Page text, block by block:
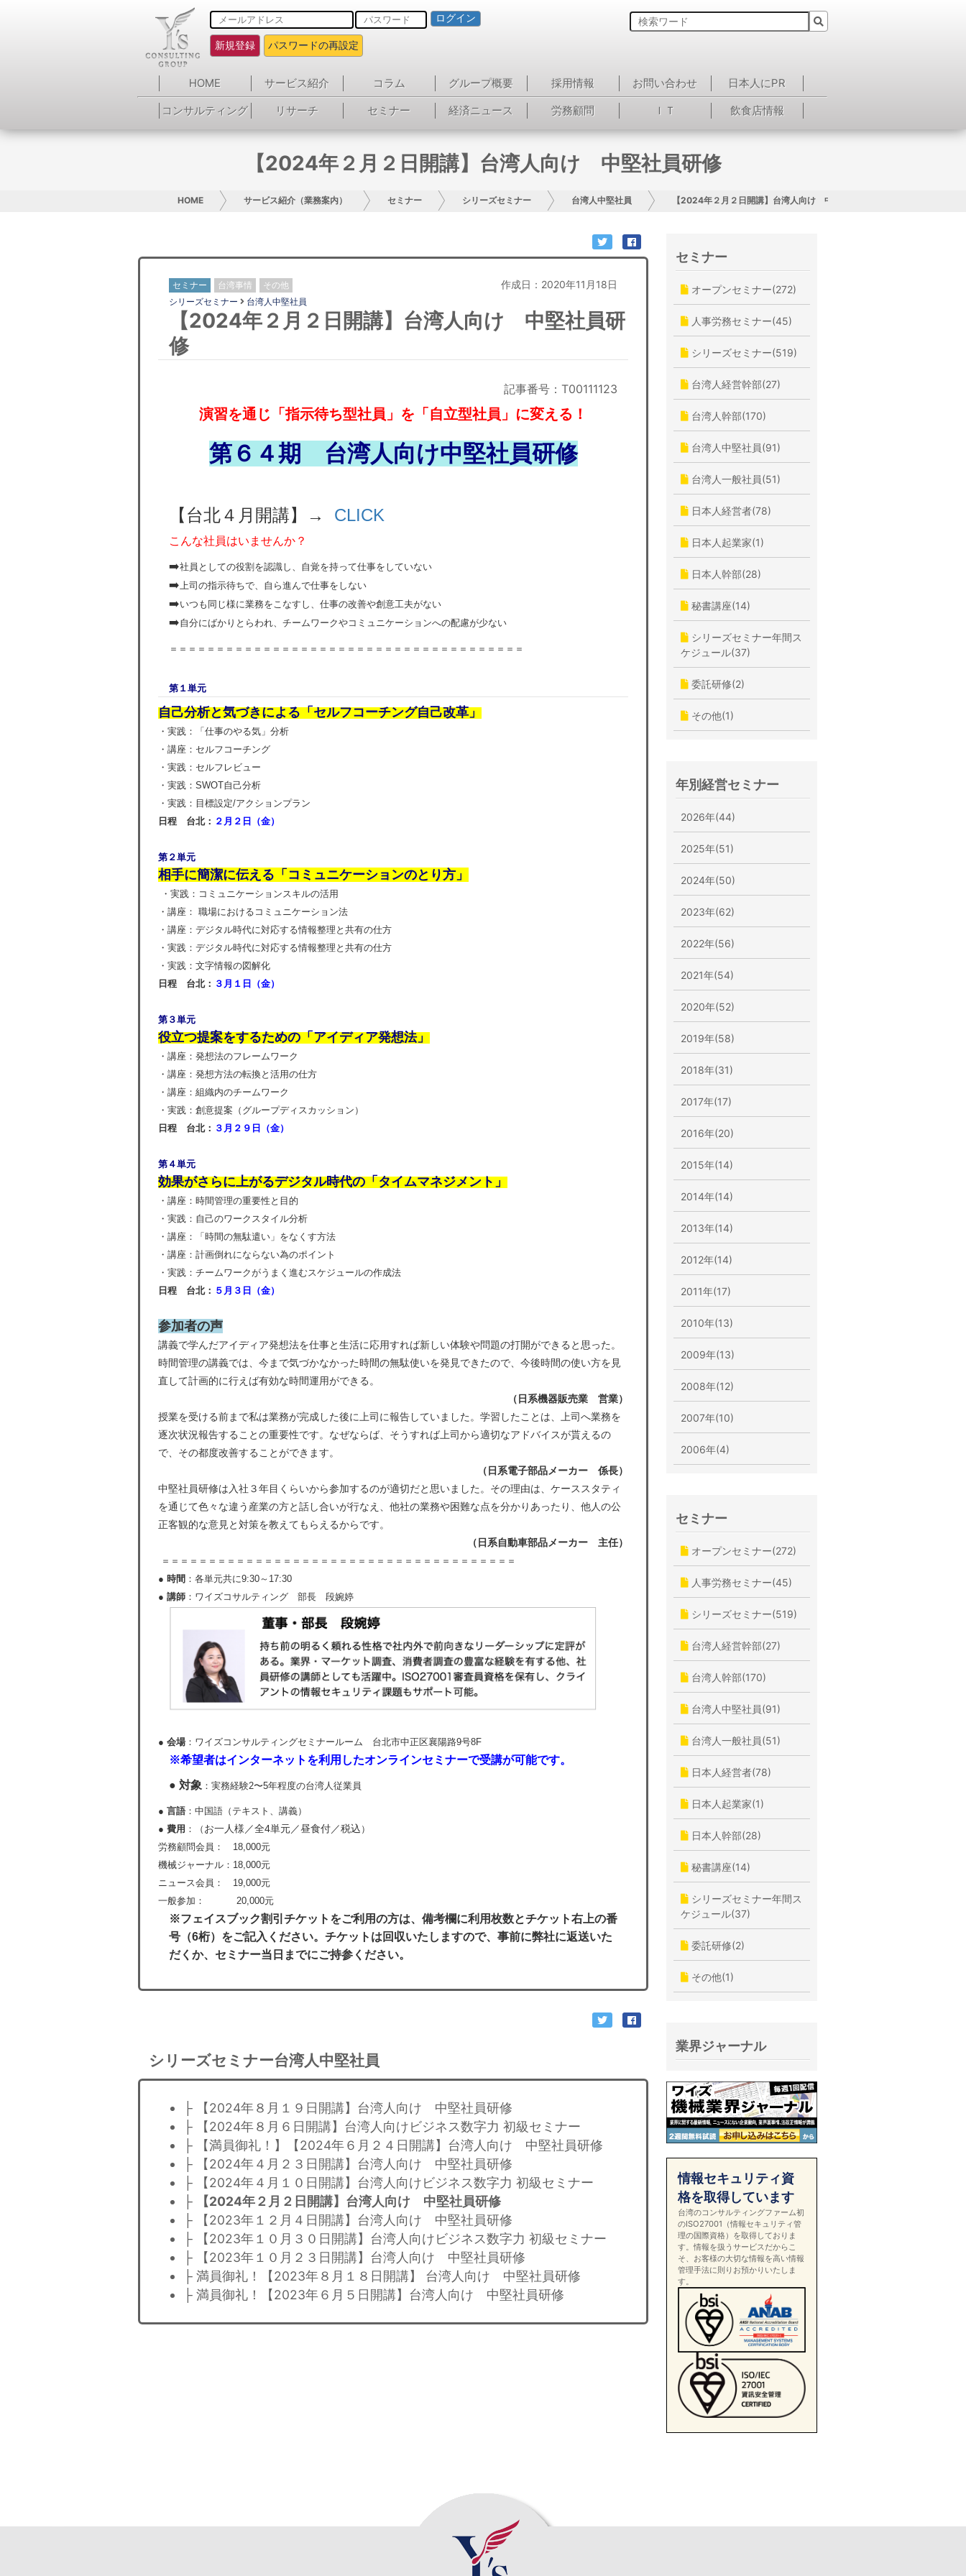
ログイン
新規登録 パスワードの再設定
HOME サービス紹介 コラム グループ概要 採用情報 お問い合わせ
日本人にPR
コンサルティング
リサーチ セミナー 経済ニュース 労務顧問 ＩＴ 飲食店情報
【2024年２月２日開講】台湾人向け 中堅社員研修
HOME サービス紹介（業務案内） セミナー シリーズセミナー 台湾人中堅社員 【2024年２月２日開講】台湾人向け 中堅社員研修
セミナー 台湾事情 その他 作成日：2020年11月18日
シリーズセミナー 台湾人中堅社員
【2024年２月２日開講】台湾人向け 中堅社員研
修
記事番号：T00111123
演習を通じ「指示待ち型社員」を「自立型社員」に変える！
第６４期 台湾人向け中堅社員研修
【台北４月開講】→ CLICK
こんな社員はいませんか？
➡️社員としての役割を認識し、自覚を持って仕事をしていない
➡️上司の指示待ちで、自ら進んで仕事をしない
➡️いつも同じ様に業務をこなすし、仕事の改善や創意工夫がない
➡️自分にばかりとらわれ、チームワークやコミュニケーションへの配慮が少ない
＝＝＝＝＝＝＝＝＝＝＝＝＝＝＝＝＝＝＝＝＝＝＝＝＝＝＝＝＝＝＝＝＝＝＝＝＝＝
第１単元
自己分析と気づきによる「セルフコーチング自己改革」
・実践：「仕事のやる気」分析
・講座：セルフコーチング
・実践：セルフレビュー
・実践：SWOT自己分析
・実践：目標設定/アクションプラン
日程 台北： ２ 月２日（金）
第２単元
相手に簡潔に伝える「コミュニケーションのとり方」
・実践：コミュニケーションスキルの活用
・講座： 職場におけるコミュニケーション法
・講座：デジタル時代に対応する情報整理と共有の仕方
・実践：デジタル時代に対応する情報整理と共有の仕方
・実践：文字情報の図解化
日程 台北： ３ 月１日（金）
第３単元
役立つ提案をするための「アイディア発想法」
・講座：発想法のフレームワーク
・講座：発想方法の転換と活用の仕方
・講座：組織内のチームワーク
・実践：創意提案（グループディスカッション）
日程 台北： ３ 月２９日（金）
第４単元
効果がさらに上がるデジタル時代の「タイムマネジメント」
・講座：時間管理の重要性と目的
・実践：自己のワークスタイル分析
・講座：「時間の無駄遣い」をなくす方法
・講座：計画倒れにならない為のポイント
・実践：チームワークがうまく進むスケジュールの作成法
日程 台北： ５ 月３日（金）
参加者の声
講義で学んだアイディア発想法を仕事と生活に応用すれば新しい体験や問題の打開ができると思った。
時間管理の講義では、今まで気づかなかった時間の無駄使いを発見できたので、今後時間の使い方を見
直して計画的に行えば有効な時間運用ができる。
（日系機器販売業 営業）
授業を受ける前まで私は業務が完成した後に上司に報告していました。学習したことは、上司へ業務を
逐次状況報告することの重要性です。なぜならば、そうすれば上司から適切なアドバイスが貰えるの
で、その都度改善することができます。
（日系電子部品メーカー 係長）
中堅社員研修は入社３年目くらいから参加するのが適切だと思いました。その理由は、ケーススタティ
を通じて色々な違う産業の方と話し合いが行なえ、他社の業務や困難な点を分かりあったり、他人の公
正客観的な意見と対策を教えてもらえるからです。
（日系自動車部品メーカー 主任）
＝＝＝＝＝＝＝＝＝＝＝＝＝＝＝＝＝＝＝＝＝＝＝＝＝＝＝＝＝＝＝＝＝＝＝＝＝＝
● 時間 ：各単元共に9:30～17:30
● 講師 ：ワイズコサルティング 部長 段婉婷
● 会場：ワイズコンサルティングセミナールーム 台北市中正区襄陽路9号8F
※希望者はインターネットを利用したオンラインセミナーで受講が可能です。
● 対象 ：実務経験2〜5年程度の台湾人従業員
● 言語：中国語（テキスト、講義）
● 費用 ：（ お一人様／全4単元／昼食付／税込 ）
労務顧問会員： 18,000元
機械ジャーナル：18,000元
ニュース会員： 19,000元
一般参加： 20,000元
※フェイスブック割引チケットをご利用の方は、備考欄に利用枚数とチケット右上の番
号（6桁）をご記入ください。チケットは回収いたしますので、事前に弊社に返送いた
だくか、セミナー当日までにご持参ください。
シリーズセミナー台湾人中堅社員
├ 【2024年８月１９日開講】台湾人向け 中堅社員研修
├ 【2024年８月６日開講】台湾人向けビジネス数字力 初級セミナー
├ 【満員御礼！】【2024年６月２４日開講】台湾人向け 中堅社員研修
├ 【2024年４月２３日開講】台湾人向け 中堅社員研修
├ 【2024年４月１０日開講】台湾人向けビジネス数字力 初級セミナー
├
【2024年２月２日開講】台湾人向け 中堅社員研修
├ 【2023年１２月４日開講】台湾人向け 中堅社員研修
├ 【2023年１０月３０日開講】台湾人向けビジネス数字力 初級セミナー
├ 【2023年１０月２３日開講】台湾人向け 中堅社員研修
├ 満員御礼！【2023年８月１８日開講】 台湾人向け 中堅社員研修
├ 満員御礼！【2023年６月５日開講】台湾人向け 中堅社員研修
セミナー
オープンセミナー(272)
人事労務セミナー(45)
シリーズセミナー(519)
台湾人経営幹部(27)
台湾人幹部(170)
台湾人中堅社員(91)
台湾人一般社員(51)
日本人経営者(78)
日本人起業家(1)
日本人幹部(28)
秘書講座(14)
シリーズセミナー年間ス
ケジュール(37)
委託研修(2)
その他(1)
年別経営セミナー
2026年(44)
2025年(51)
2024年(50)
2023年(62)
2022年(56)
2021年(54)
2020年(52)
2019年(58)
2018年(31)
2017年(17)
2016年(20)
2015年(14)
2014年(14)
2013年(14)
2012年(14)
2011年(17)
2010年(13)
2009年(13)
2008年(12)
2007年(10)
2006年(4)
セミナー
オープンセミナー(272)
人事労務セミナー(45)
シリーズセミナー(519)
台湾人経営幹部(27)
台湾人幹部(170)
台湾人中堅社員(91)
台湾人一般社員(51)
日本人経営者(78)
日本人起業家(1)
日本人幹部(28)
秘書講座(14)
シリーズセミナー年間ス
ケジュール(37)
委託研修(2)
その他(1)
業界ジャーナル
情報セキュリティ資
格を取得しています
台湾のコンサルティングファーム初
のISO27001（情報セキュリティ管
理の国際資格）を取得しておりま
す。情報を扱うサービスだからこ
そ、お客様の大切な情報を高い情報
管理手法に則りお預かりいたしま
す。